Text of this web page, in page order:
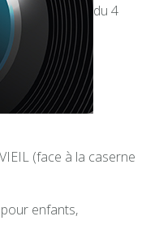
du 4
(face à la caserne
enfants,